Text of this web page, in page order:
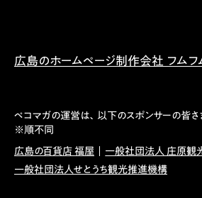
広島のホームページ制作会社 フムフ
ペコマガの運営は、以下のスポンサーの皆さ
※順不同
広島の百貨店 福屋
一般社団法人 庄原観
一般社団法人せとうち観光推進機構